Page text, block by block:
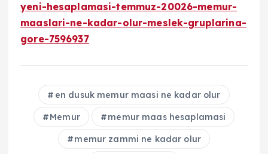
yeni-hesaplamasi-temmuz-20026-memur-
maaslari-ne-kadar-olur-meslek-gruplarina-
gore-7596937
en dusuk memur maasi ne kadar olur
Memur memur maas hesaplamasi
memur zammi ne kadar olur